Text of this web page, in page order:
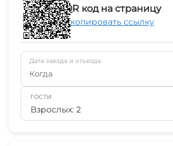
QR код на страницу
Скопировать ссылку
Дата заезда и отъезда
Когда
ГОСТИ
Взрослых: 2